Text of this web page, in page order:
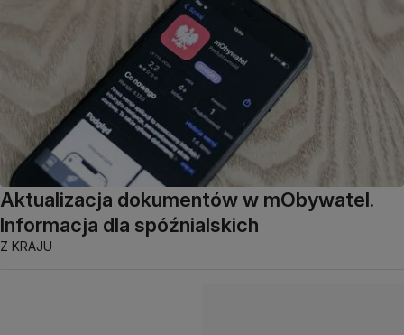
Aktualizacja dokumentów w mObywatel.
Informacja dla spóźnialskich
Z KRAJU